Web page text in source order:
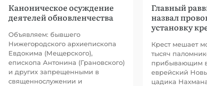
Каноническое осуждение
деятелей обновленчества
Объявляем: бывшего
Нижегородского архиепископа
Евдокима (Мещерского),
епископа Антонина (Грановского)
и других запрещенными в
священнослужении и
Главный
назвал
установку
Крест мешает
тысяч
прибывающим
еврейский
цадика